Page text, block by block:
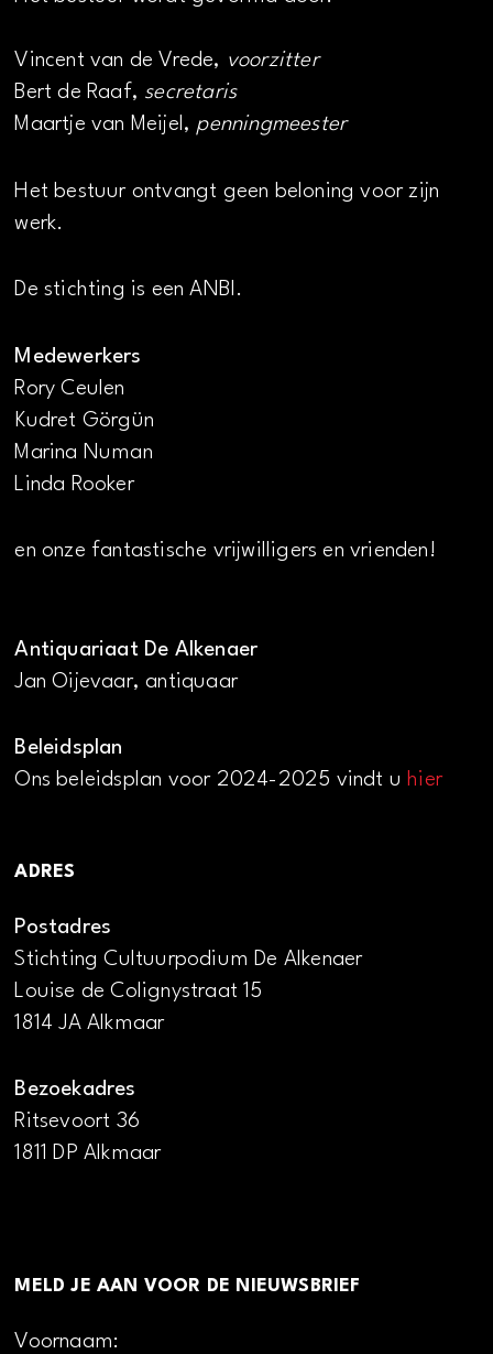
Vincent van de Vrede, voorzitter
Bert de Raaf, secretaris
Maartje van Meijel, penningmeester
Het bestuur ontvangt geen beloning voor zijn
werk.
De stichting is een ANBI.
Medewerkers
Rory Ceulen
Kudret Görgün
Marina Numan
Linda Rooker
en onze fantastische vrijwilligers en vrienden!
Antiquariaat De Alkenaer
Jan Oijevaar, antiquaar
Beleidsplan
Ons beleidsplan voor 2024-2025 vindt uhier
ADRES
Postadres
Stichting Cultuurpodium De Alkenaer
Louise de Colignystraat 15
1814 JA Alkmaar
Bezoekadres
Ritsevoort 36
1811 DP Alkmaar
MELD JE AAN VOOR DE NIEUWSBRIEF
Voornaam: